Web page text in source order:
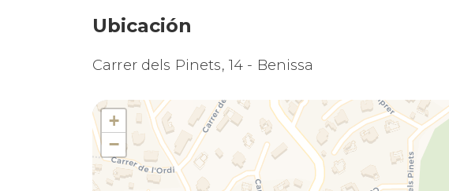
Ubicación
Carrer dels Pinets, 14 - Benissa
+
−